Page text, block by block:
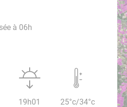
à 06h
19h01 25°c/34°c